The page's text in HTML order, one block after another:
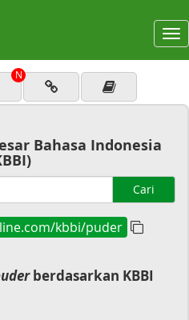
N
Bahasa Indonesia
Cari
kbbi/puder
berdasarkan KBBI